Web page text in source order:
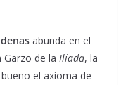
abunda en el
de la Ilíada, la
el axioma de